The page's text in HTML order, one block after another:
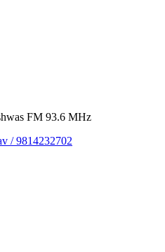
FM 93.6 MHz
/9814232702